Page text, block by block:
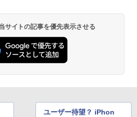
サイトの記事を優先表示させる
ユーザー待望？ iPhon